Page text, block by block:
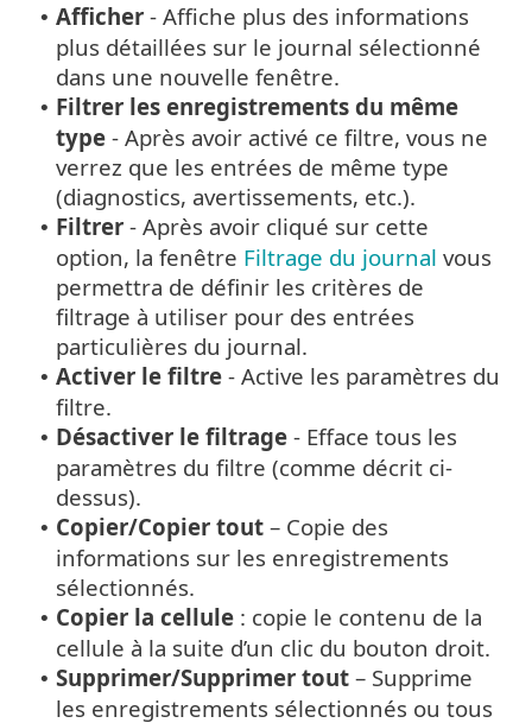
• Afficher - Affiche plus des informations
plus détaillées sur le journal sélectionné
dans une nouvelle fenêtre.
• Filtrer les enregistrements du même
type - Après avoir activé ce filtre, vous ne
verrez que les entrées de même type
(diagnostics, avertissements, etc.).
• Filtrer - Après avoir cliqué sur cette
option, la fenêtre Filtrage du journal vous
permettra de définir les critères de
filtrage à utiliser pour des entrées
particulières du journal.
• Activer le filtre - Active les paramètres du
filtre.
• Désactiver le filtrage - Efface tous les
paramètres du filtre (comme décrit ci-
dessus).
• Copier/Copier tout – Copie des
informations sur les enregistrements
sélectionnés.
• Copier la cellule : copie le contenu de la
cellule à la suite d’un clic du bouton droit.
• Supprimer/Supprimer tout – Supprime
les enregistrements sélectionnés ou tous